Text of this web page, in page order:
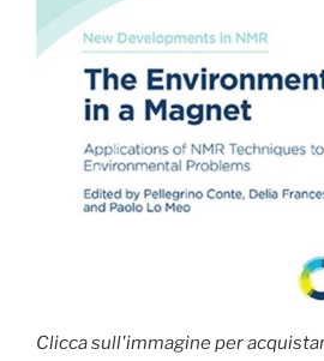
Clicca sull'immagine per